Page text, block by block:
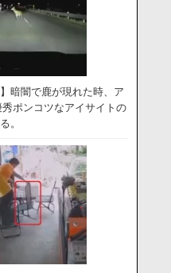
】暗闇で鹿が現れた時、ア
ポンコツなアイサイトの
。